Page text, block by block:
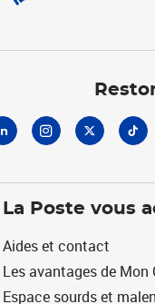
La Poste vous
Aides et contact
Les avantages de Mon
Espace sourds et